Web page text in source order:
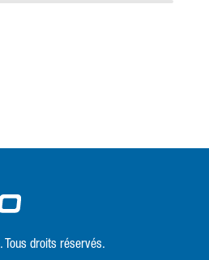
Tous droits réservés.